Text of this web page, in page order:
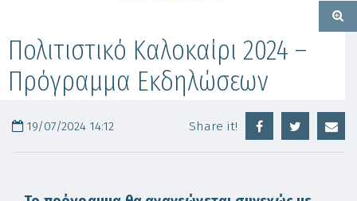
Πολιτιστικό Καλοκαίρι 2024 –
Πρόγραμμα Εκδηλώσεων
19/07/2024 14:12 Share it!